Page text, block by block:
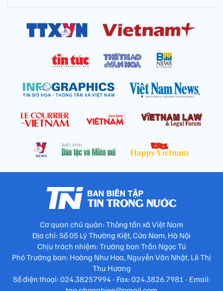
Cơ quan chủ quản: Thông tấn xã Việt Nam
Địa chỉ: Số 05 Lý Thường Kiệt, Cửa Nam, Hà Nội
Chịu trách nhiệm: Trưởng ban Trần Ngọc Tú
Phó Trưởng ban: Hoàng Như Hoa, Nguyễn Văn Nhật, Lê Thị
Thu Hương
Số điện thoại: 024.38257994 - Fax: 024.3826.7981 - Email: